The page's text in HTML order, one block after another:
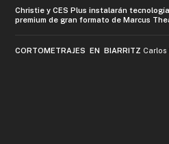
Christie y CES Plus instalarán
premium de gran formato de Marcus
CORTOMETRAJES EN BIARRITZ Carlos